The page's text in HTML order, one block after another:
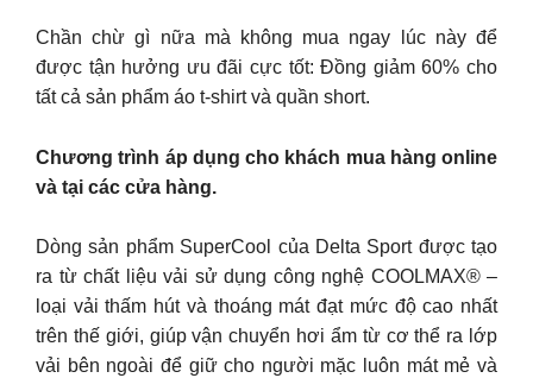
Chần chừ gì nữa mà không mua ngay lúc này để
được tận hưởng ưu đãi cực tốt: Đồng giảm 60% cho
tất cả sản phẩm áo t-shirt và quần short.
Chương trình áp dụng cho khách mua hàng online
và tại các cửa hàng.
Dòng sản phẩm SuperCool của Delta Sport được tạo
ra từ chất liệu vải sử dụng công nghệ COOLMAX® –
loại vải thấm hút và thoáng mát đạt mức độ cao nhất
trên thế giới, giúp vận chuyển hơi ẩm từ cơ thể ra lớp
vải bên ngoài để giữ cho người mặc luôn mát mẻ và